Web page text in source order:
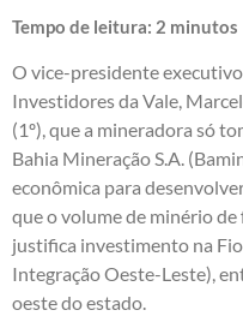
Tempo de leitura: 2 minutos
O vice-presidente executivo
Investidores da Vale,
(1º), que a mineradora só
Bahia Mineração S.A.
econômica para
que o volume de minério
justifica investimento na
Integração Oeste-Leste),
oeste do estado.